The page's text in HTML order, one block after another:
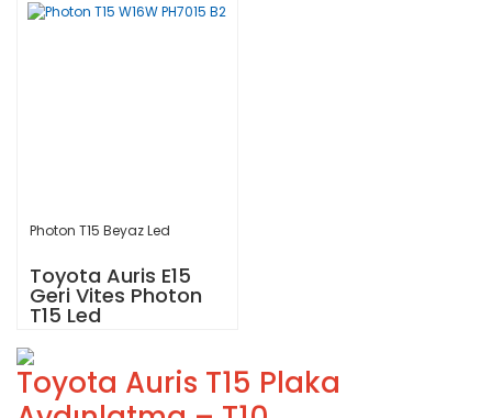
Photon T15 Beyaz Led
Toyota Auris E15
Geri Vites Photon
T15 Led
Toyota Auris T15 Plaka